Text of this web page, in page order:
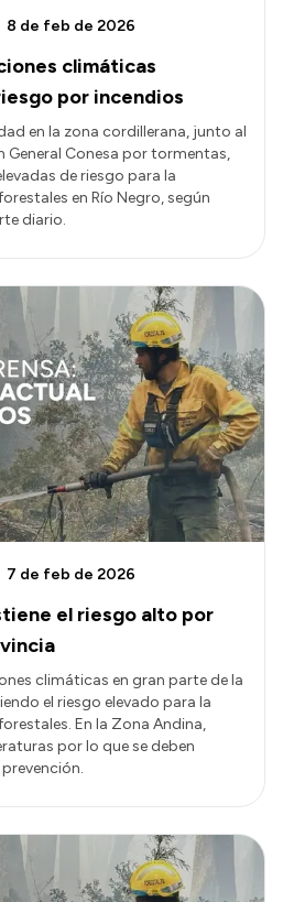
climáticas
por incendios
8 de feb de 2026
en la zona cordillerana, junto al
General Conesa por tormentas,
de riesgo para la
en Río Negro, según
diario.
el riesgo alto por
7 de feb de 2026
climáticas en gran parte de la
el riesgo elevado para la
En la Zona Andina,
por lo que se deben